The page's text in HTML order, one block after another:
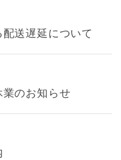
配送遅延について
業のお知らせ